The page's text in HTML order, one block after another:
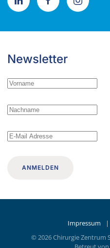
Newsletter
ANMELDEN
Impressum |
©2026Chirurgie Zentrum